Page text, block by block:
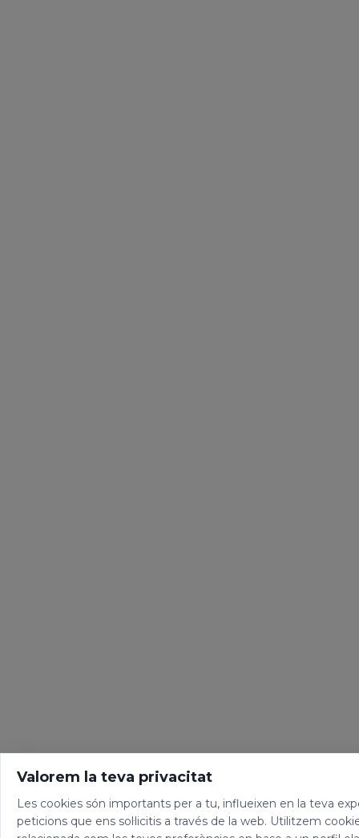
Valorem la teva privacitat
Les cookies són importants per a tu, influeixen en la teva
peticions que ens sol·licitis a través de la web. Utilitzem